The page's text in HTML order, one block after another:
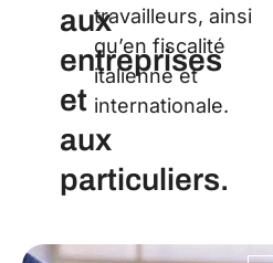
aux
entreprises
et
aux
particuliers.
travailleurs, ainsi
qu’en fiscalité
italienne et
internationale.